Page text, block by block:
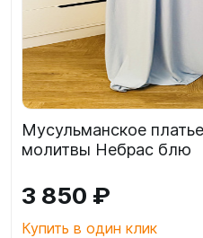
Мусульманское
молитвы Небрас блю
3 850 ₽
Купить в один клик